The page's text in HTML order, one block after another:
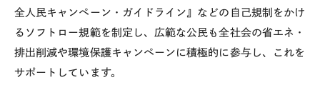
全人民キャンペーン・ガイドライン』などの自己規制をかけ
るソフトロー規範を制定し、広範な公民も全社会の省エネ・
排出削減や環境保護キャンペーンに積極的に参与し、これを
サポートしています。